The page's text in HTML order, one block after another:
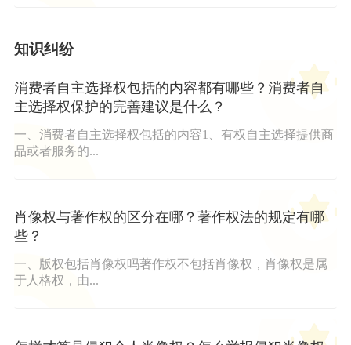
知识纠纷
消费者自主选择权包括的内容都有哪些？消费者自
主选择权保护的完善建议是什么？
一、消费者自主选择权包括的内容1、有权自主选择提供商
品或者服务的...
肖像权与著作权的区分在哪？著作权法的规定有哪
些？
一、版权包括肖像权吗著作权不包括肖像权，肖像权是属
于人格权，由...